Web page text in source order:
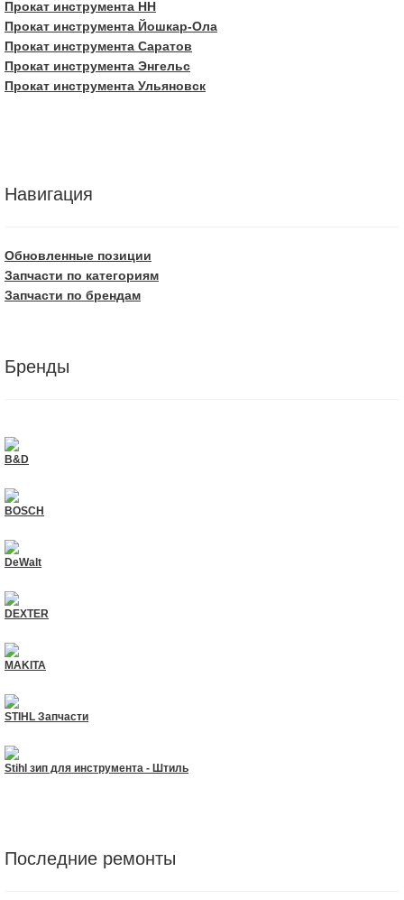
Прокат инструмента НН
Прокат инструмента Йошкар-Ола
Прокат инструмента Саратов
Прокат инструмента Энгельс
Прокат инструмента Ульяновск
Навигация
Обновленные позиции
Запчасти по категориям
Запчасти по брендам
Бренды
B&D
BOSCH
DeWalt
DEXTER
MAKITA
STIHL Запчасти
Stihl зип для инструмента - Штиль
Последние ремонты